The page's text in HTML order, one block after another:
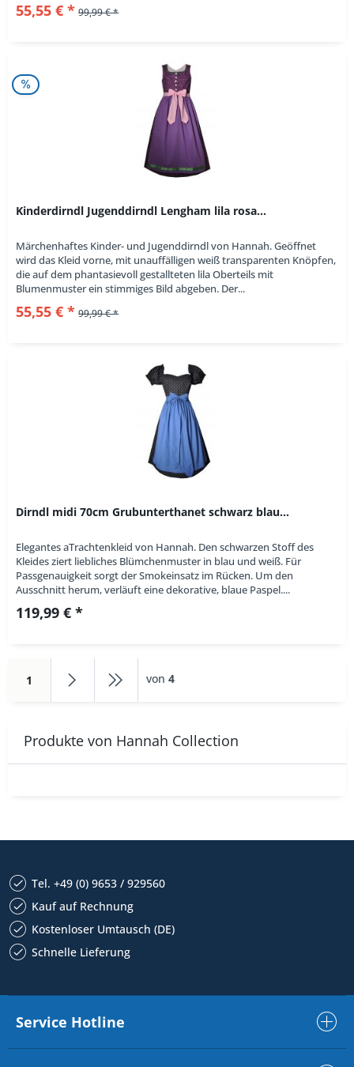
55,55 € * 99,99 € *
Kinderdirndl Jugenddirndl Lengham lila rosa...
Märchenhaftes Kinder- und Jugenddirndl von Hannah. Geöffnet
wird das Kleid vorne, mit unauffälligen weiß transparenten Knöpfen,
die auf dem phantasievoll gestallteten lila Oberteils mit
Blumenmuster ein stimmiges Bild abgeben. Der...
55,55 € * 99,99 € *
Dirndl midi 70cm Grubunterthanet schwarz blau...
Elegantes aTrachtenkleid von Hannah. Den schwarzen Stoff des
Kleides ziert liebliches Blümchenmuster in blau und weiß. Für
Passgenauigkeit sorgt der Smokeinsatz im Rücken. Um den
Ausschnitt herum, verläuft eine dekorative, blaue Paspel....
119,99 € *
1 von 4
Produkte von Hannah Collection
Tel. +49 (0) 9653 / 929560
Kauf auf Rechnung
Kostenloser Umtausch (DE)
Schnelle Lieferung
Service Hotline